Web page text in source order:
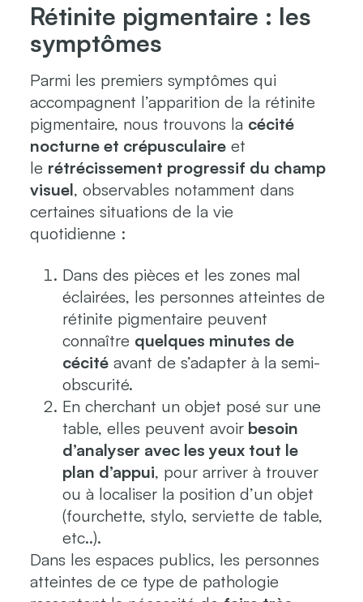
Rétinite pigmentaire : les
symptômes
Parmi les premiers symptômes qui
accompagnent l’apparition de la rétinite
pigmentaire, nous trouvons la cécité
nocturne et crépusculaireet
le rétrécissement progressif du champ
visuel, observables notamment dans
certaines situations de la vie
quotidienne :
Dans des pièces et les zones mal
éclairées, les personnes atteintes de
rétinite pigmentaire peuvent
connaître quelques minutes de
cécitéavant de s’adapter à la semi-
obscurité.
En cherchant un objet posé sur une
table, elles peuvent avoirbesoin
d’analyser avec les yeux tout le
plan d’appui, pour arriver à trouver
ou à localiser la position d’un objet
(fourchette, stylo, serviette de table,
etc..).
Dans les espaces publics, les personnes
atteintes de ce type de pathologie